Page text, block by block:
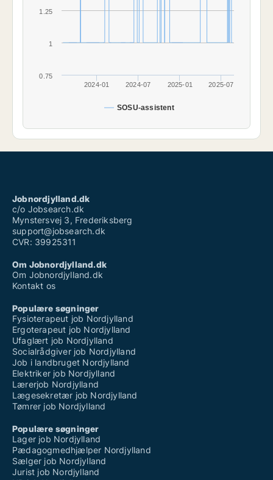
SOSU-assistent
2024-01 2024-07 2025-01 2025-07
1
0.75
1.25
Jobnordjylland.dk
c/o Jobsearch.dk
Mynstersvej 3, Frederiksberg
support@jobsearch.dk
CVR: 39925311
Om Jobnordjylland.dk
Om Jobnordjylland.dk
Kontakt os
Populære søgninger
Fysioterapeut job Nordjylland
Ergoterapeut job Nordjylland
Ufaglært job Nordjylland
Socialrådgiver job Nordjylland
Job i landbruget Nordjylland
Elektriker job Nordjylland
Lærerjob Nordjylland
Lægesekretær job Nordjylland
Tømrer job Nordjylland
Populære søgninger
Lager job Nordjylland
Pædagogmedhjælper Nordjylland
Sælger job Nordjylland
Jurist job Nordjylland